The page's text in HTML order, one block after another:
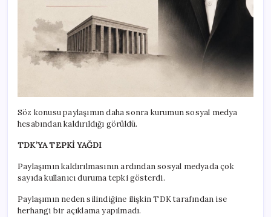
Söz konusu paylaşımın daha sonra kurumun sosyal medya
hesabından kaldırıldığı görüldü.
TDK’YA TEPKİ YAĞDI
Paylaşımın kaldırılmasının ardından sosyal medyada çok
sayıda kullanıcı duruma tepki gösterdi.
Paylaşımın neden silindiğine ilişkin TDK tarafından ise
herhangi bir açıklama yapılmadı.